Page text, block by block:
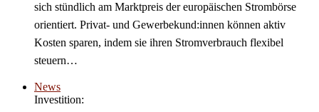
sich stündlich am Marktpreis der europäischen Strombörse
orientiert. Privat- und Gewerbekund:innen können aktiv
Kosten sparen, indem sie ihren Stromverbrauch flexibel
steuern…
News
Investition: